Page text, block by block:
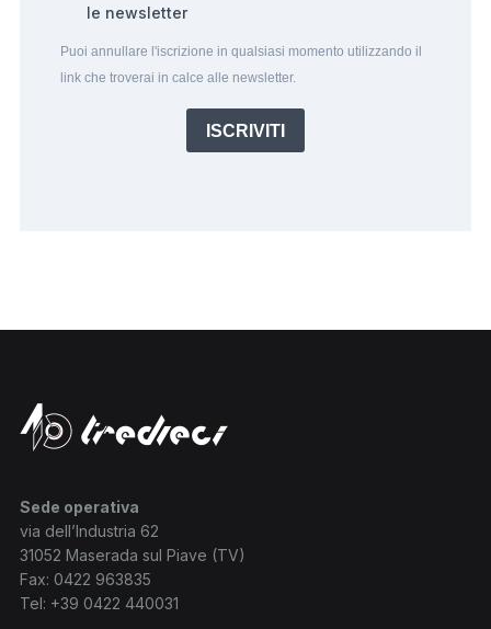
le newsletter
Puoi annullare l'iscrizione in qualsiasi momento utilizzando il
link che troverai in calce alle newsletter.
ISCRIVITI
Sede operativa
via dell’Industria 62
31052 Maserada sul Piave (TV)
Fax: 0422 963835
Tel: +39 0422 440031